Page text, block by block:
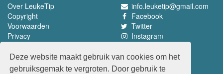
Deze website maakt gebruik van cookies om het
gebruiksgemak te vergroten. Door gebruik te
Over LeukeTip
Copyright
Voorwaarden
Privacy
info.leuketip@gmail.com
Facebook
Twitter
Instagram
Beleef het allerleukste